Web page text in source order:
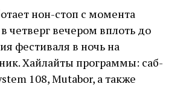
нон-стоп с момента
четверг вечером вплоть до
фестиваля в ночь на
Хайлайты программы: саб-
108, Mutabor, а также